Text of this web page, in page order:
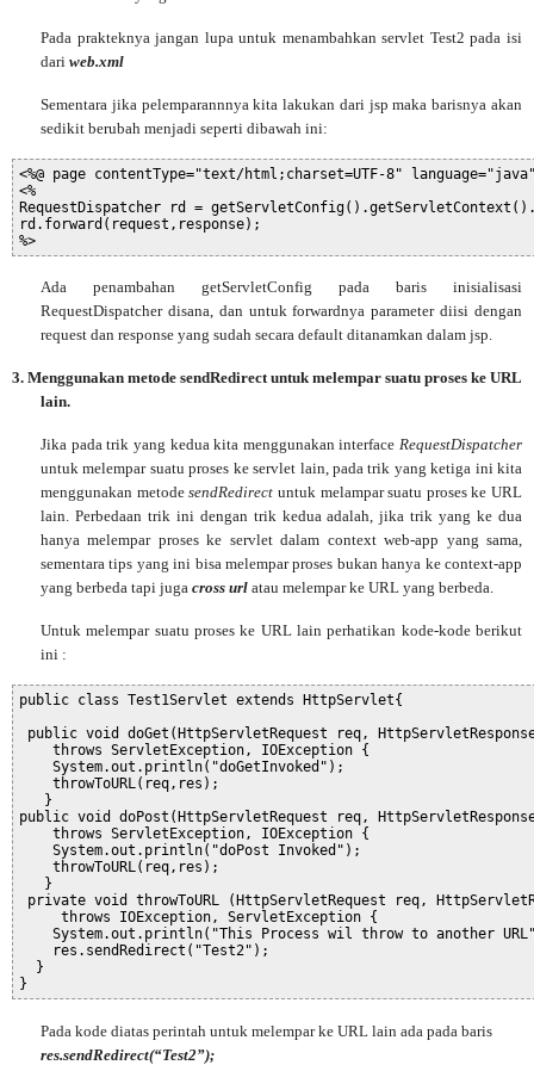
Pada prakteknya jangan lupa untuk menambahkan servlet Test2 pada isi
dari web.xml
Sementara jika pelemparannnya kita lakukan dari jsp maka barisnya akan
sedikit berubah menjadi seperti dibawah ini:
<%@ page contentType="text/html;charset=UTF-8"
<%
RequestDispatcher rd =
rd.forward(request,response);
%>
Ada penambahan getServletConfig pada baris inisialisasi
RequestDispatcher disana, dan untuk forwardnya parameter diisi dengan
request dan response yang sudah secara default ditanamkan dalam jsp.
3. Menggunakan metode sendRedirect untuk melempar suatu proses ke URL
lain.
Jika pada trik yang kedua kita menggunakan interface RequestDispatcher
untuk melempar suatu proses ke servlet lain, pada trik yang ketiga ini kita
menggunakan metodesendRedirect untuk melampar suatu proses ke URL
lain. Perbedaan trik ini dengan trik kedua adalah, jika trik yang ke dua
hanya melempar proses ke servlet dalam context web-app yang sama,
sementara tips yang ini bisa melempar proses bukan hanya ke context-app
yang berbeda tapi juga cross url atau melempar ke URL yang berbeda.
Untuk melempar suatu proses ke URL lain perhatikan kode-kode berikut
ini :
public class Test1Servlet extends HttpServlet{
public void doGet(HttpServletRequest req,
    throws ServletException, IOException {
    System.out.println("doGetInvoked");
    throwToURL(req,res);
   }
public void doPost(HttpServletRequest req,
    throws ServletException, IOException {
    System.out.println("doPost Invoked");
    throwToURL(req,res);
   }
private void throwToURL (HttpServletRequest req,
     throws IOException, ServletException {
System.out.println("This Process wil throw to another
    res.sendRedirect("Test2");
  }
}
Pada kode diatas perintah untuk melempar ke URL lain ada pada baris
res.sendRedirect(“Test2”);